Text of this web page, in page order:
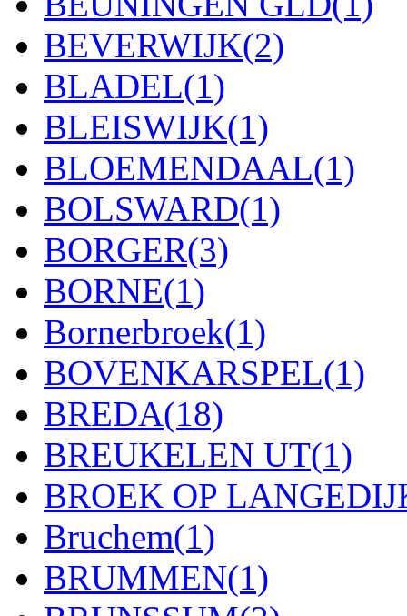
BEVERWIJK(2)
BLADEL(1)
BLEISWIJK(1)
BLOEMENDAAL(1)
BOLSWARD(1)
BORGER(3)
BORNE(1)
Bornerbroek(1)
BOVENKARSPEL(1)
BREDA(18)
BREUKELEN UT(1)
BROEK OP
Bruchem(1)
BRUMMEN(1)